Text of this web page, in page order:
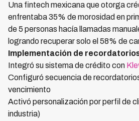
Una fintech mexicana que otorga
enfrentaba 35% de morosidad en
de 5 personas hacía llamadas
logrando recuperar solo el 58% de
Implementación de
Integró su sistema de crédito con
Configuró secuencia de
vencimiento
Activó personalización por perfil de
industria)